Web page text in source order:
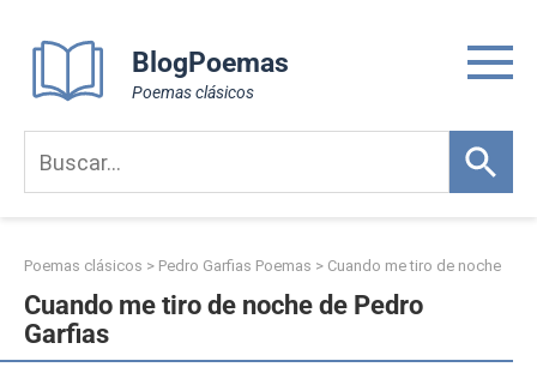
content
BlogPoemas
Poemas clásicos
Poemas clásicos > Pedro Garfias Poemas > Cuando me tiro de noche
Cuando me tiro de noche de Pedro
Garfias